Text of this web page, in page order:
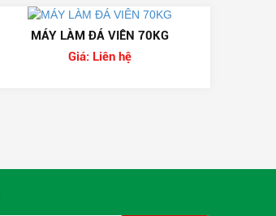
MÁY LÀM ĐÁ VIÊN 70KG
Giá: Liên hệ